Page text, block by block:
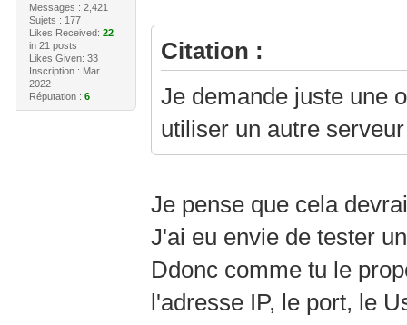
Messages : 2,421
Sujets : 177
Likes Received: 22
in 21 posts
Likes Given: 33
Inscription : Mar
2022
Réputation : 6
Citation :
Je demande juste une
utiliser un autre
Je pense que cela
J'ai eu envie de tester un
Ddonc comme tu le
l'adresse IP, le port, le